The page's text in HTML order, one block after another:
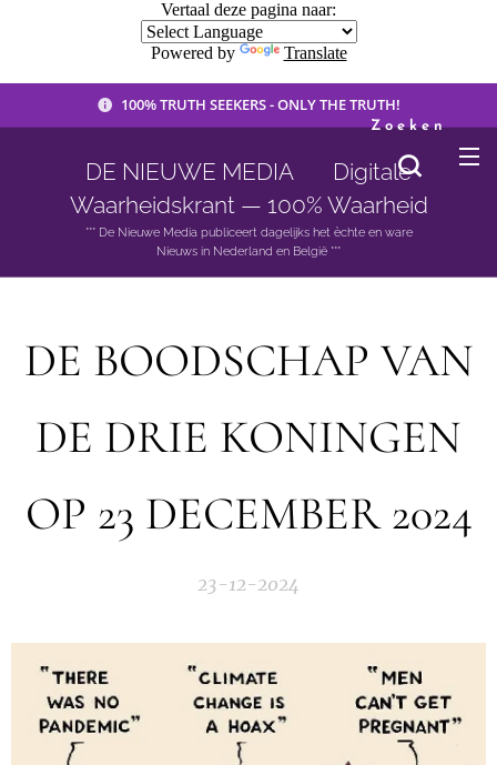
Vertaal deze pagina naar:
Powered by Translate
100% TRUTH SEEKERS - ONLY THE TRUTH!
DE NIEUWE MEDIA 🟣 Digitale
Waarheidskrant — 100% Waarheid
*** De Nieuwe Media publiceert dagelijks het èchte en ware
Nieuws in Nederland en België ***
Zoeken
DE BOODSCHAP VAN
DE DRIE KONINGEN
OP 23 DECEMBER 2024
23-12-2024